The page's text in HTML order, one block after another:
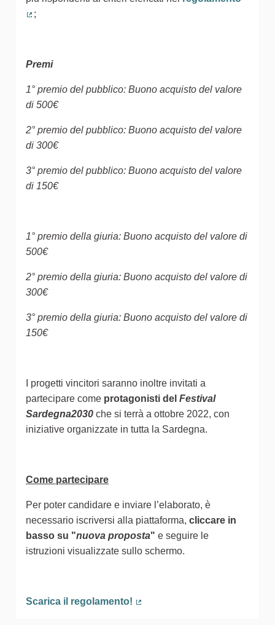
;
Premi
1° premio del pubblico: Buono acquisto del valore
di 500€
2° premio del pubblico: Buono acquisto del valore
di 300€
3° premio del pubblico: Buono acquisto del valore
di 150€
1° premio della giuria: Buono acquisto del valore di
500€
2° premio della giuria: Buono acquisto del valore di
300€
3° premio della giuria: Buono acquisto del valore di
150€
I progetti vincitori saranno inoltre invitati a
partecipare come protagonisti del Festival
Sardegna2030 che si terrà a ottobre 2022, con
iniziative organizzate in tutta la Sardegna.
Come partecipare
Per poter candidare e inviare l’elaborato, è
necessario iscriversi alla piattaforma, cliccare in
basso su "nuova proposta" e seguire le
istruzioni visualizzate sullo schermo.
Scarica il regolamento!